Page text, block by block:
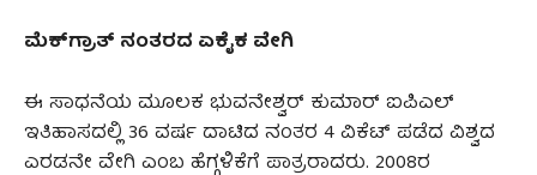
ಮೆಕ್‌ಗ್ರಾತ್ ನಂತರದ ಏಕೈಕ ವೇಗಿ
ಈ ಸಾಧನೆಯ ಮೂಲಕ ಭುವನೇಶ್ವರ್ ಕುಮಾರ್ ಐಪಿಎಲ್
ಇತಿಹಾಸದಲ್ಲಿ 36 ವರ್ಷ ದಾಟಿದ ನಂತರ 4 ವಿಕೆಟ್ ಪಡೆದ ವಿಶ್ವದ
ಎರಡನೇ ವೇಗಿ ಎಂಬ ಹೆಗ್ಗಳಿಕೆಗೆ ಪಾತ್ರರಾದರು. 2008ರ